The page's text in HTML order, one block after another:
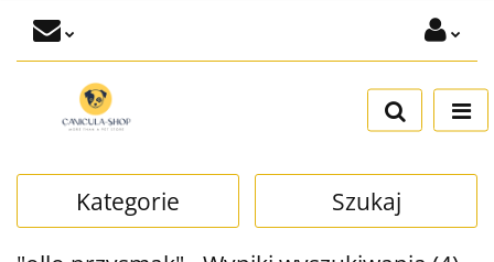
Zaloguj się
Dodaj zgłoszenie
Kategorie Szukaj